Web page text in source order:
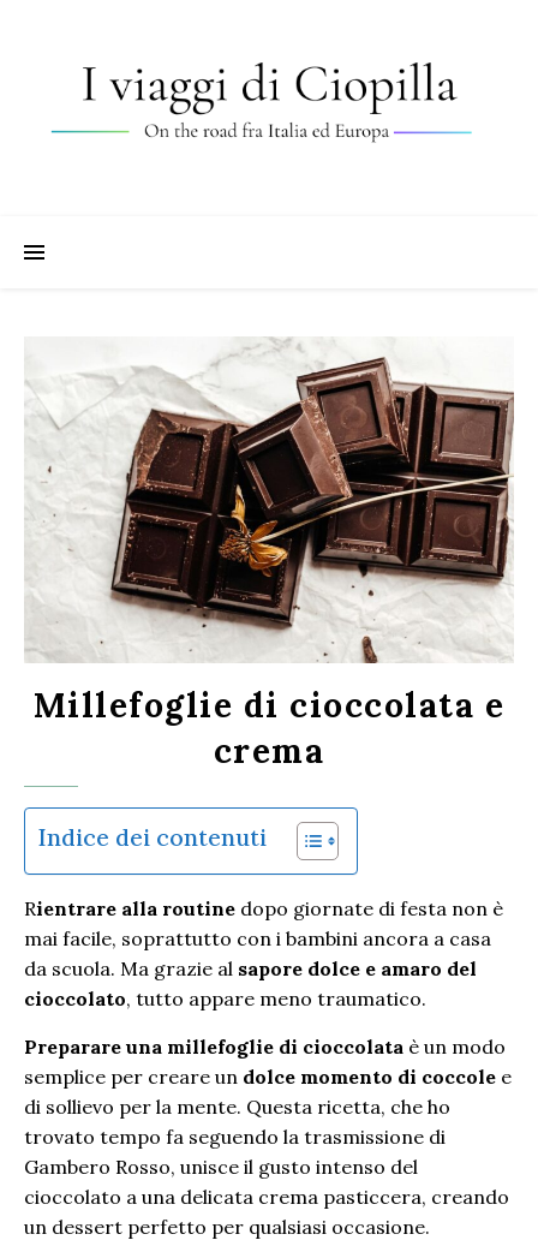
Millefoglie di cioccolata e
crema
Indice dei contenuti
Rientrare alla routine dopo giornate di festa non è
mai facile, soprattutto con i bambini ancora a casa
da scuola. Ma grazie al sapore dolce e amaro del
cioccolato, tutto appare meno traumatico.
Preparare una millefoglie di cioccolata è un modo
semplice per creare un dolce momento di coccole e
di sollievo per la mente. Questa ricetta, che ho
trovato tempo fa seguendo la trasmissione di
Gambero Rosso, unisce il gusto intenso del
cioccolato a una delicata crema pasticcera, creando
un dessert perfetto per qualsiasi occasione.